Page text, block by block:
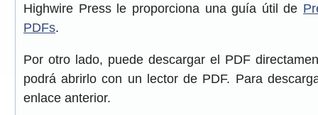
Highwire Press le proporciona una guía útil de
PDFs.
Por otro lado, puede descargar el PDF
podrá abrirlo con un lector de PDF. Para
enlace anterior.